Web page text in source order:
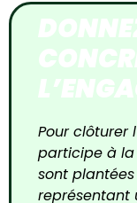
Pour clôturer
participe à la
sont
représentant